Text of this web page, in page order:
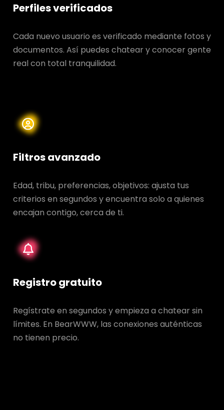
Perfiles verificados
Cada nuevo usuario es verificado mediante fotos y
documentos. Así puedes chatear y conocer gente
real con total tranquilidad.
Filtros avanzado
Edad, tribu, preferencias, objetivos: ajusta tus
criterios en segundos y encuentra solo a quienes
encajan contigo, cerca de ti.
Registro gratuito
Regístrate en segundos y empieza a chatear sin
límites. En BearWWW, las conexiones auténticas
no tienen precio.